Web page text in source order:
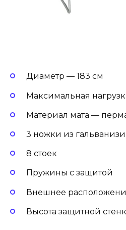
Диаметр — 183 см
Максимальная
Материал мата —
3 ножки из
8 стоек
Пружины с защитой
Внешнее
Высота защитной